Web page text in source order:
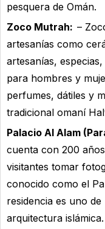
pesquera de Omán.
Zoco Mutrah: –
artesanías como
artesanías,
para hombres y
perfumes, dátiles y
tradicional omaní
Palacio Al Alam
cuenta con 200
visitantes tomar
conocido como el
residencia es uno
arquitectura islámica.